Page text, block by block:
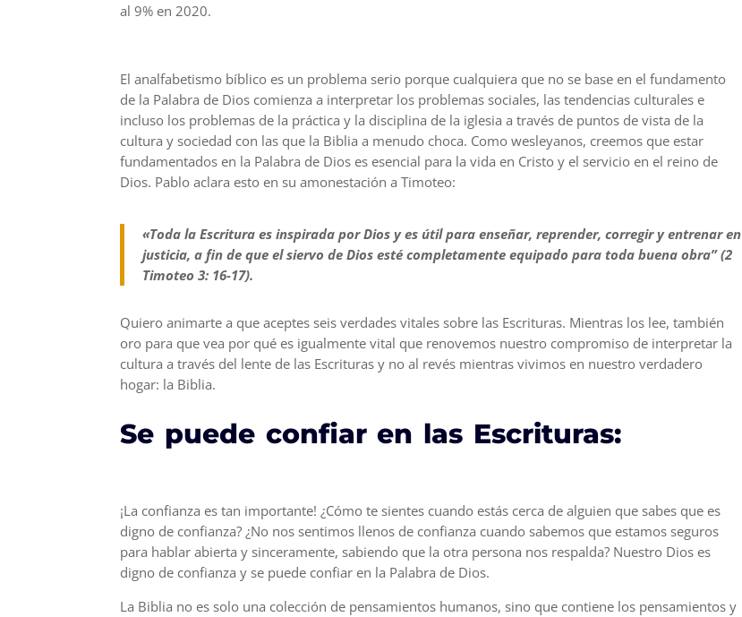
al 9% en 2020.
El analfabetismo bíblico es un problema serio porque cualquiera que no se base en el fundamento
de la Palabra de Dios comienza a interpretar los problemas sociales, las tendencias culturales e
incluso los problemas de la práctica y la disciplina de la iglesia a través de puntos de vista de la
cultura y sociedad con las que la Biblia a menudo choca. Como wesleyanos, creemos que estar
fundamentados en la Palabra de Dios es esencial para la vida en Cristo y el servicio en el reino de
Dios. Pablo aclara esto en su amonestación a Timoteo:
«Toda la Escritura es inspirada por Dios y es útil para enseñar, reprender, corregir y entrenar en
justicia, a fin de que el siervo de Dios esté completamente equipado para toda buena obra” (2
Timoteo 3: 16-17).
Quiero animarte a que aceptes seis verdades vitales sobre las Escrituras. Mientras los lee, también
oro para que vea por qué es igualmente vital que renovemos nuestro compromiso de interpretar la
cultura a través del lente de las Escrituras y no al revés mientras vivimos en nuestro verdadero
hogar: la Biblia.
Se puede confiar en las Escrituras:
¡La confianza es tan importante! ¿Cómo te sientes cuando estás cerca de alguien que sabes que es
digno de confianza? ¿No nos sentimos llenos de confianza cuando sabemos que estamos seguros
para hablar abierta y sinceramente, sabiendo que la otra persona nos respalda? Nuestro Dios es
digno de confianza y se puede confiar en la Palabra de Dios.
La Biblia no es solo una colección de pensamientos humanos, sino que contiene los pensamientos y